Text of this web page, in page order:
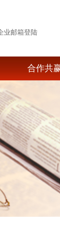
业邮箱登陆
合作共